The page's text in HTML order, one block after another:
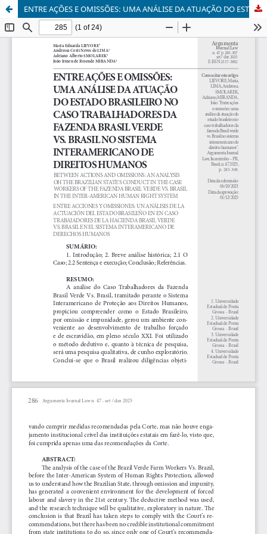
ENTRE AÇÕES E OMISSÕES: UMA ANÁLISE DA ATUAÇÃO DO ESTADO BRASILEIRO NO CASO TRABALHADORES DA FAZENDA BRASIL VERDE VS. BRASIL NO SISTEMA INTERAMERICANO DE DIREITOS HUMANOS